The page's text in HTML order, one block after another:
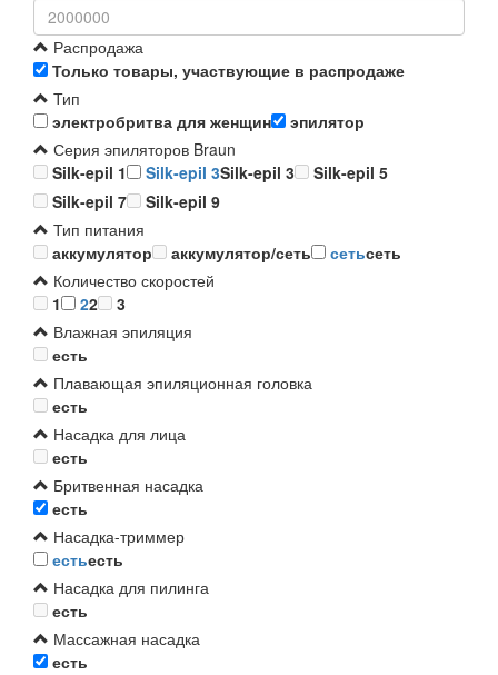
Распродажа
Только товары, участвующие в распродаже
Тип
электробритва для женщин
эпилятор
Серия эпиляторов Braun
Silk-epil 1
Silk-epil 3Silk-epil 3
Silk-epil 5
Silk-epil 7
Silk-epil 9
Тип питания
аккумулятор
аккумулятор/сеть сетьсеть
Количество скоростей
1
22
3
Влажная эпиляция
есть
Плавающая эпиляционная головка
есть
Насадка для лица
есть
Бритвенная насадка
есть
Насадка-триммер
естьесть
Насадка для пилинга
есть
Массажная насадка
есть